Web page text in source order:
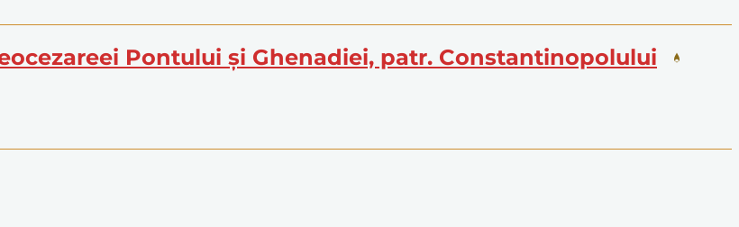
Pontului și Ghenadiei, patr. Constantinopolului